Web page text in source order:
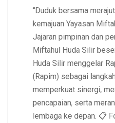
“Duduk bersama
kemajuan Yayasan
Jajaran pimpinan dan
Miftahul Huda Silir
Huda Silir menggelar
(Rapim) sebagai
memperkuat sinergi,
pencapaian, serta
lembaga ke depan. 📋